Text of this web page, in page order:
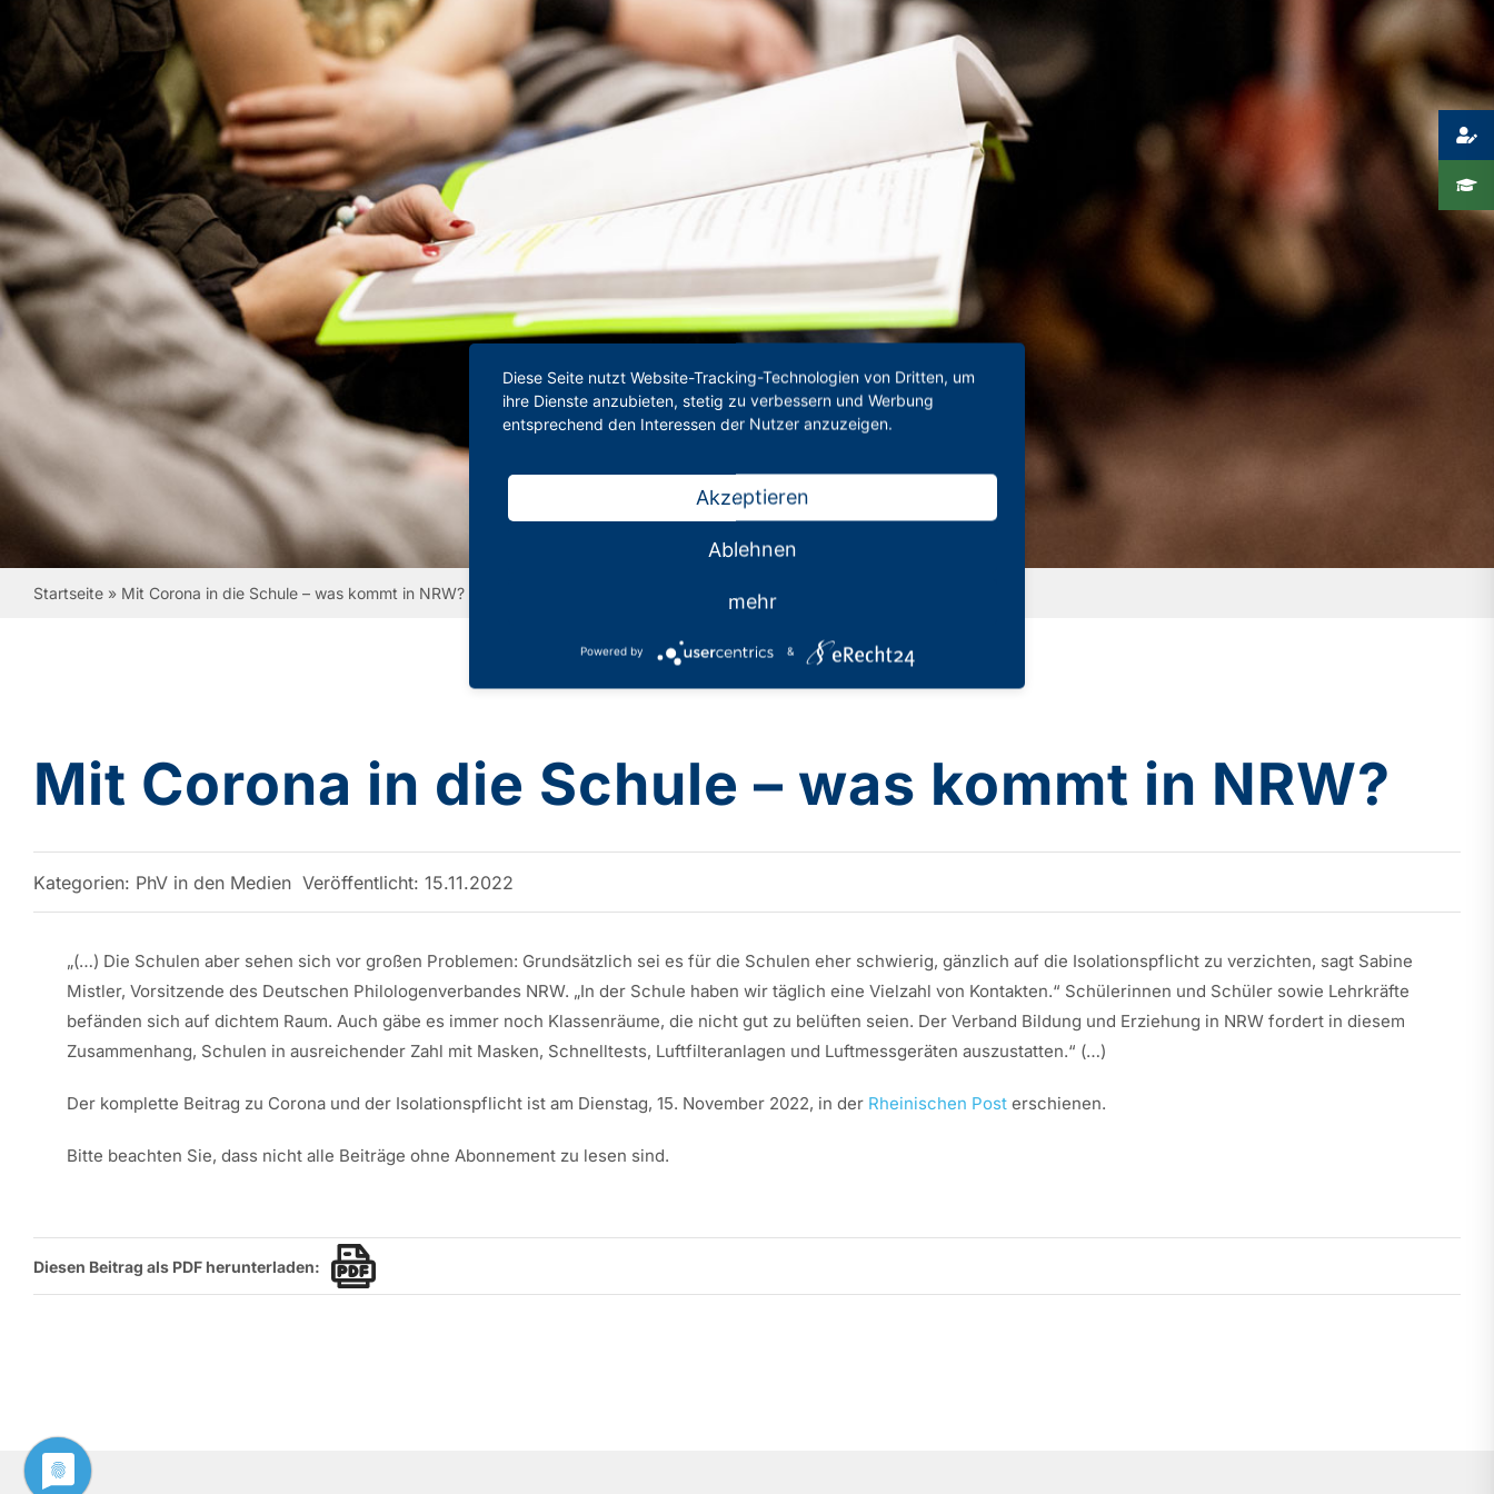
Startseite» Mit Corona in die Schule – was kommt in NRW?
Mit Corona in die Schule – was kommt in NRW?
Kategorien: PhV in den Medien Veröffentlicht: 15.11.2022
„(…) Die Schulen aber sehen sich vor großen Problemen: Grundsätzlich sei es für die Schulen eher schwierig, gänzlich auf die Isolationspflicht zu verzichten, sagt Sabine
Mistler, Vorsitzende des Deutschen Philologenverbandes NRW. „In der Schule haben wir täglich eine Vielzahl von Kontakten.“ Schülerinnen und Schüler sowie Lehrkräfte
befänden sich auf dichtem Raum. Auch gäbe es immer noch Klassenräume, die nicht gut zu belüften seien. Der Verband Bildung und Erziehung in NRW fordert in diesem
Zusammenhang, Schulen in ausreichender Zahl mit Masken, Schnelltests, Luftfilteranlagen und Luftmessgeräten auszustatten.“ (…)
Der komplette Beitrag zu Corona und der Isolationspflicht ist am Dienstag, 15. November 2022, in der Rheinischen Posterschienen.
Bitte beachten Sie, dass nicht alle Beiträge ohne Abonnement zu lesen sind.
Diesen Beitrag als PDF herunterladen:
Diese Seite nutzt Website-Tracking-Technologien von Dritten, um
ihre Dienste anzubieten, stetig zu verbessern und Werbung
entsprechend den Interessen der Nutzer anzuzeigen.
Akzeptieren
Ablehnen
mehr
Powered by &